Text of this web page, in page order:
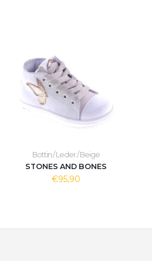
Bottin / Leder / Beige
STONES AND BONES
€95,90